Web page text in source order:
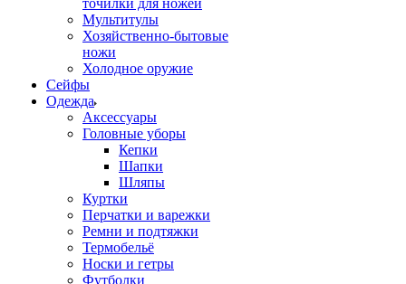
точилки для ножей
Мультитулы
Хозяйственно-бытовые
ножи
Холодное оружие
Сейфы
Одежда
Аксессуары
Головные уборы
Кепки
Шапки
Шляпы
Куртки
Перчатки и варежки
Ремни и подтяжки
Термобельё
Носки и гетры
Футболки